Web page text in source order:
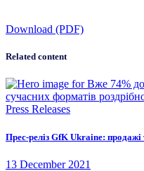
Download (PDF)
Related content
Press Releases
Прес-реліз GfK Ukraine:
13 December 2021